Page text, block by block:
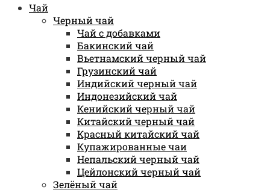
Чай
Черный чай
Чай с добавками
Бакинский чай
Вьетнамский черный чай
Грузинский чай
Индийский черный чай
Индонезийский чай
Кенийский черный чай
Китайский черный чай
Красный китайский чай
Купажированные чаи
Непальский черный чай
Цейлонский черный чай
Зелёный чай